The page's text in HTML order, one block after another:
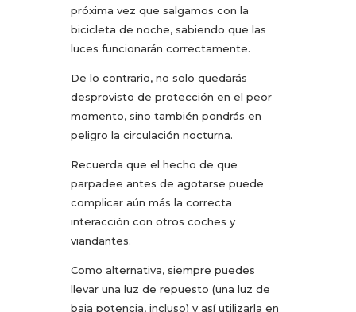
próxima vez que salgamos con la
bicicleta de noche, sabiendo que las
luces funcionarán correctamente.
De lo contrario, no solo quedarás
desprovisto de protección en el peor
momento, sino también pondrás en
peligro la circulación nocturna.
Recuerda que el hecho de que
parpadee antes de agotarse puede
complicar aún más la correcta
interacción con otros coches y
viandantes.
Como alternativa, siempre puedes
llevar una luz de repuesto (una luz de
baja potencia, incluso) y así utilizarla en